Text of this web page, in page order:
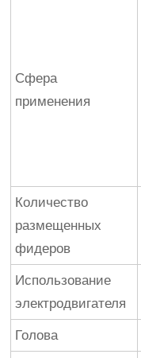
Сфера
применения
Количество
размещенных
фидеров
Использование
электродвигателя
Голова